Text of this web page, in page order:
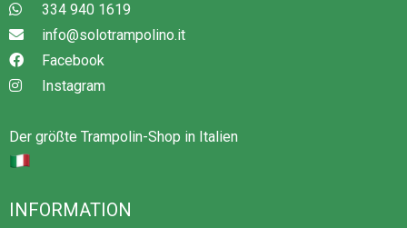
334 940 1619
info@solotrampolino.it
Facebook
Instagram
Der größte Trampolin-Shop in Italien
INFORMATION